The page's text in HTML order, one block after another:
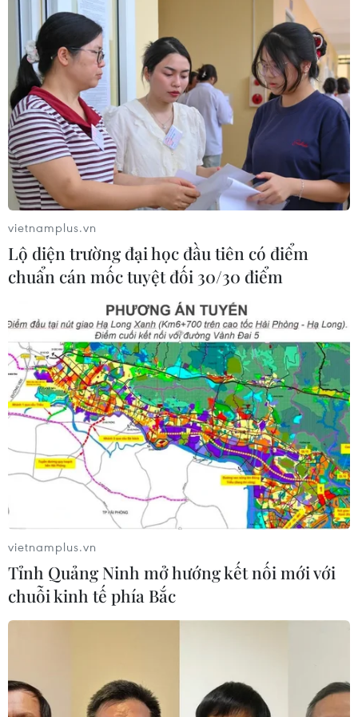
Thái Lan: Ôtô lao vào trung tâm
chăm sóc trẻ làm khoảng nạn nhân
bị thương
07/08/2026 08:13
Thủ tướng Thái Lan chỉ đạo khẩn sau
vụ xả súng tại trường học
07/08/2026 06:37
Thái Lan: Xả súng gây thương vong
tại trường học ở Nonthaburi
Nghệ nhân Đặng Văn Hậu
thổi sức sống mới cho nghệ thuật tò
he truyền thống
07/08/2026 03:19
Xem thêm
CƠ QUAN CHỦ QUẢN: THÔNG TẤN XÃ VIỆT NAM
Phó Tổng Biên tập: NGUYỄN THỊ TÁM, KHÚC THANH
THỦY
vietnamplus.vn
Lộ diện trường đại học đầu tiên có điểm
chuẩn cán mốc tuyệt đối 30/30 điểm
vietnamplus.vn
Tỉnh Quảng Ninh mở hướng kết nối mới với
chuỗi kinh tế phía Bắc